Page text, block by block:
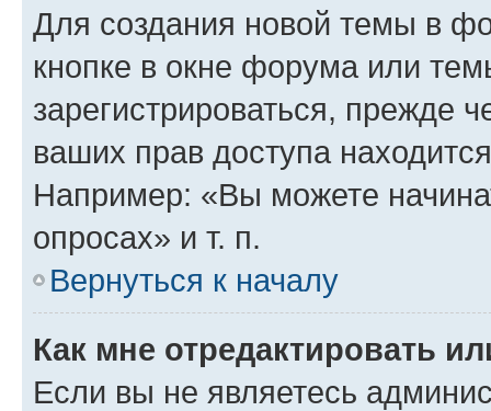
Для создания новой темы в
кнопке в окне форума или
зарегистрироваться, прежде
ваших прав доступа
Например: «Вы можете
опросах» и т. п.
Вернуться к началу
Как мне отредактировать
Если вы не являетесь